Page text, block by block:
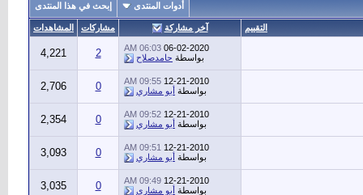
أدوات المنتدى إبحث في هذا المنتدى
التقييم آخر مشاركة مشاركات المشاهدات
06-02-2020
06:03 AM
بواسطة حامدصلاح 2
4,221
12-21-2010
09:55 AM
بواسطة أبو مشاري 0
2,706
12-21-2010
09:52 AM
بواسطة أبو مشاري 0
2,354
12-21-2010
09:51 AM
بواسطة أبو مشاري 0
3,093
12-21-2010
09:49 AM
بواسطة أبو مشاري 0
3,035